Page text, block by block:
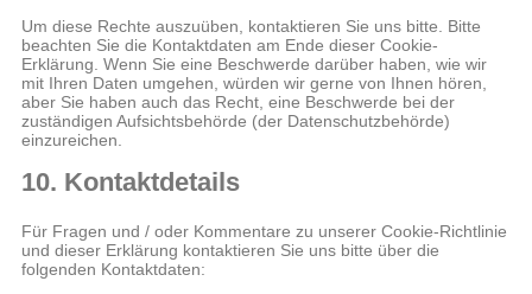
Um diese Rechte auszuüben, kontaktieren Sie uns bitte. Bitte
beachten Sie die Kontaktdaten am Ende dieser Cookie-
Erklärung. Wenn Sie eine Beschwerde darüber haben, wie wir
mit Ihren Daten umgehen, würden wir gerne von Ihnen hören,
aber Sie haben auch das Recht, eine Beschwerde bei der
zuständigen Aufsichtsbehörde (der Datenschutzbehörde)
einzureichen.
10. Kontaktdetails
Für Fragen und / oder Kommentare zu unserer Cookie-Richtlinie
und dieser Erklärung kontaktieren Sie uns bitte über die
folgenden Kontaktdaten: